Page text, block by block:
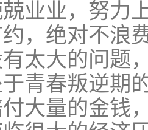
业业，努力
，绝对不浪
太大的问题
青春叛逆期
大量的金钱